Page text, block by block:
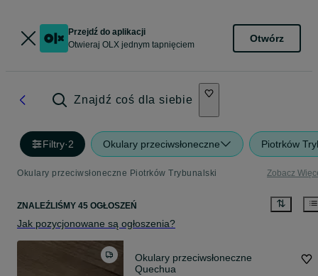
Przejdź do aplikacji
Otwieraj OLX jednym tapnięciem
Otwórz
Znajdź coś dla siebie
Filtry·2 Okulary przeciwsłoneczne Piotrków
Okulary przeciwsłoneczne Piotrków Trybunalski Zobacz
ZNALEŹLIŚMY 45 OGŁOSZEŃ
Jak pozycjonowane są ogłoszenia?
Okulary przeciwsłoneczne
Quechua